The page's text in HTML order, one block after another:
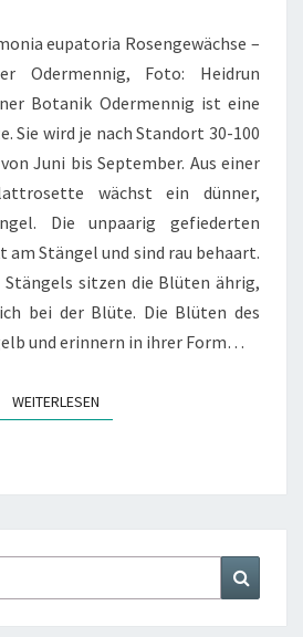
eupatoria Rosengewächse –
Odermennig, Foto: Heidrun
Botanik Odermennig ist eine
Sie wird je nach Standort 30-100
Juni bis September. Aus einer
wächst ein dünner,
Die unpaarig gefiederten
Stängel und sind rau behaart.
Stängels sitzen die Blüten ährig,
bei der Blüte. Die Blüten des
und erinnern in ihrer Form…
WEITERLESENWEITERLESEN